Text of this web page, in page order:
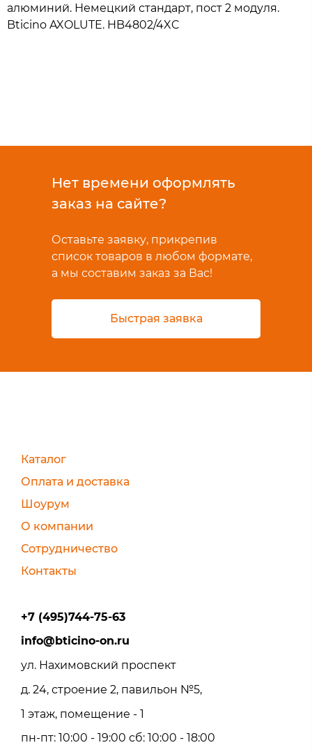
алюминий. Немецкий стандарт, пост 2 модуля.
Bticino AXOLUTE. HB4802/4XC
Нет времени оформлять
заказ на сайте?
Оставьте заявку, прикрепив
список товаров в любом формате,
а мы составим заказ за Вас!
Быстрая заявка
Каталог
Оплата и доставка
Шоурум
О компании
Сотрудничество
Контакты
+7 (495)744-75-63
info@bticino-on.ru
ул. Нахимовский проспект
д. 24, строение 2, павильон №5,
1 этаж, помещение - 1
пн-пт: 10:00 - 19:00 сб: 10:00 - 18:00